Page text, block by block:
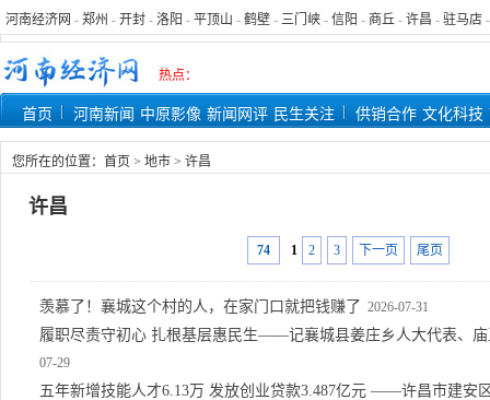
河南经济网 - 郑州 - 开封 - 洛阳 - 平顶山 - 鹤壁 - 三门峡 - 信阳 - 商丘 - 许昌 - 驻马店
热点：
首页 河南新闻 中原影像 新闻网评 民生关注 供销合作 文化科技
您所在的位置： 首页 > 地市 > 许昌
许昌
74 1 2 3 下一页 尾页
羡慕了！襄城这个村的人，在家门口就把钱赚了 2026-07-31
履职尽责守初心 扎根基层惠民生——记襄城县姜庄乡人大代表、
07-29
五年新增技能人才6.13万 发放创业贷款3.487亿元 ——许昌市建安